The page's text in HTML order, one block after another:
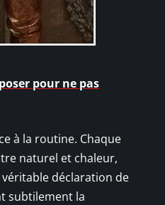
pour ne pas
à la routine. Chaque
naturel et chaleur,
véritable déclaration de
subtilement la